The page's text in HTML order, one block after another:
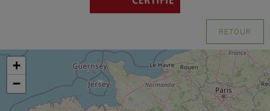
RETOUR
+
−